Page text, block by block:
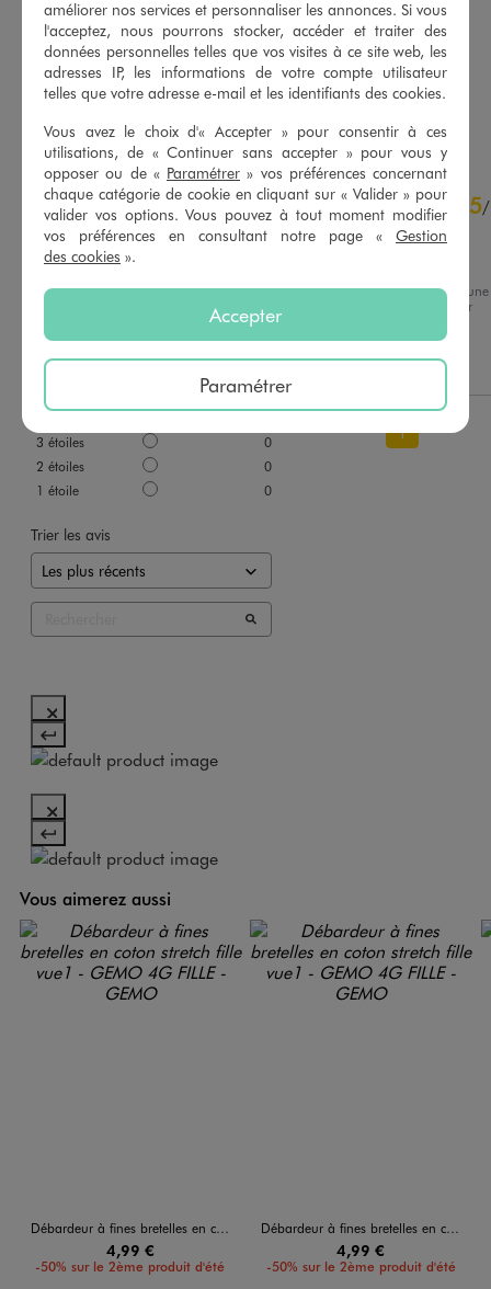
-50% sur le 2ème produit d'été
5/5 de moyenne
(23 avis)
4.5/5 de moyenne
5/5
avis soumis à un
1
3 étoiles
0
2 étoiles
0
1 étoile 0
Trier les avis
5/
Avis vérifié et récompensé
Avis du07/06/2026 , suite à une
par
Utile(0) Signaler
1
Vous aimerez aussi
Débardeur à fines bretelles en coton stretch fille
4,99 €
-50% sur le 2ème produit d'été
Débardeur à fines bretelles en coton stretch fille
4,99 €
-50% sur le 2ème produit d'été
améliorer nos services et personnaliser les annonces. Si vous
l'acceptez, nous pourrons stocker, accéder et traiter des
données personnelles telles que vos visites à ce site web, les
adresses IP, les informations de votre compte utilisateur
telles que votre adresse e-mail et les identifiants des cookies.
Vous avez le choix d'« Accepter » pour consentir à ces
utilisations, de « Continuer sans accepter » pour vous y
opposer ou de « Paramétrer » vos préférences concernant
chaque catégorie de cookie en cliquant sur « Valider » pour
valider vos options. Vous pouvez à tout moment modifier
vos préférences en consultant notre page « Gestion
des cookies ».
Accepter
Paramétrer